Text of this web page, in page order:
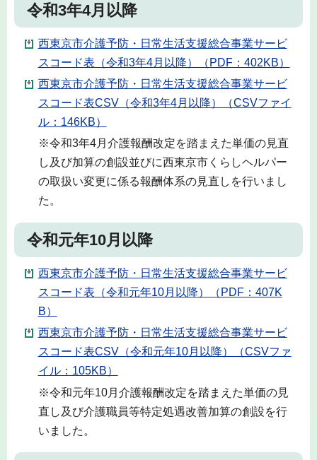
令和3年4月以降
西東京市介護予防・日常生活支援総合事業サービ
スコード表（令和3年4月以降）（PDF：402KB）
西東京市介護予防・日常生活支援総合事業サービ
スコード表CSV（令和3年4月以降）（CSVファイ
ル：146KB）
※令和3年4月介護報酬改定を踏まえた単価の見直
し及び加算の創設並びに西東京市くらしヘルパー
の取扱い変更に係る報酬体系の見直しを行いまし
た。
令和元年10月以降
西東京市介護予防・日常生活支援総合事業サービ
スコード表（令和元年10月以降）（PDF：407K
B）
西東京市介護予防・日常生活支援総合事業サービ
スコード表CSV（令和元年10月以降）（CSVファ
イル：105KB）
※令和元年10月介護報酬改定を踏まえた単価の見
直し及び介護職員等特定処遇改善加算の創設を行
いました。